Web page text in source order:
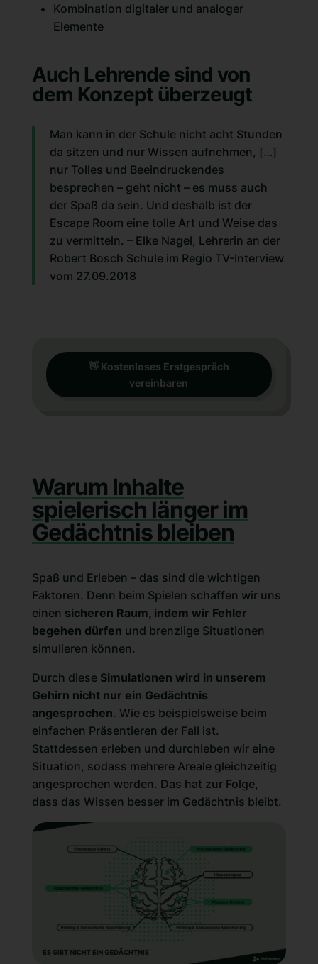
Kombination digitaler und analoger
Elemente
Auch Lehrende sind von
dem Konzept überzeugt
Man kann in der Schule nicht acht Stunden
da sitzen und nur Wissen aufnehmen, […]
nur Tolles und Beeindruckendes
besprechen – geht nicht – es muss auch
der Spaß da sein. Und deshalb ist der
Escape Room eine tolle Art und Weise das
zu vermitteln. – Elke Nagel, Lehrerin an der
Robert Bosch Schule im Regio TV-Interview
vom 27.09.2018
👋 Kostenloses Erstgespräch
vereinbaren
Warum Inhalte
spielerisch länger im
Gedächtnis bleiben
Spaß und Erleben – das sind die wichtigen
Faktoren. Denn beim Spielen schaffen wir uns
einen sicheren Raum, indem wir Fehler
begehen dürfen und brenzlige Situationen
simulieren können.
Durch dieseSimulationen wird in unserem
Gehirn nicht nur ein Gedächtnis
angesprochen. Wie es beispielsweise beim
einfachen Präsentieren der Fall ist.
Stattdessen erleben und durchleben wir eine
Situation, sodass mehrere Areale gleichzeitig
angesprochen werden. Das hat zur Folge,
dass das Wissen besser im Gedächtnis bleibt.